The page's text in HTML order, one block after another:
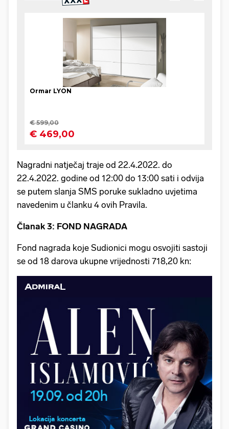
Nagradni natječaj traje od 22.4.2022. do
22.4.2022. godine od 12:00 do 13:00 sati i odvija
se putem slanja SMS poruke sukladno uvjetima
navedenim u članku 4 ovih Pravila.
Članak 3: FOND NAGRADA
Fond nagrada koje Sudionici mogu osvojiti sastoji
se od 18 darova ukupne vrijednosti 718,20 kn: